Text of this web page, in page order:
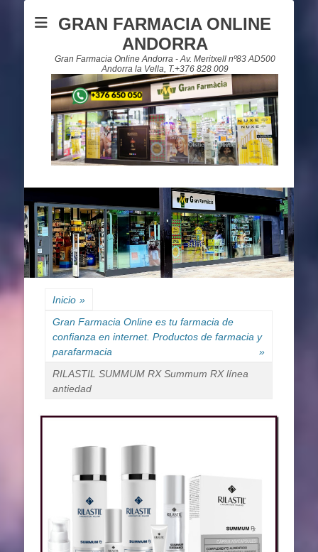
GRAN FARMACIA ONLINE
ANDORRA
Gran Farmacia Online Andorra - Av. Meritxell nº83 AD500
Andorra la Vella, T.+376 828 009
Inicio »
Gran Farmacia Online es tu farmacia de
confianza en internet. Productos de farmacia y
parafarmacia
»
RILASTIL SUMMUM RX Summum RX línea
antiedad